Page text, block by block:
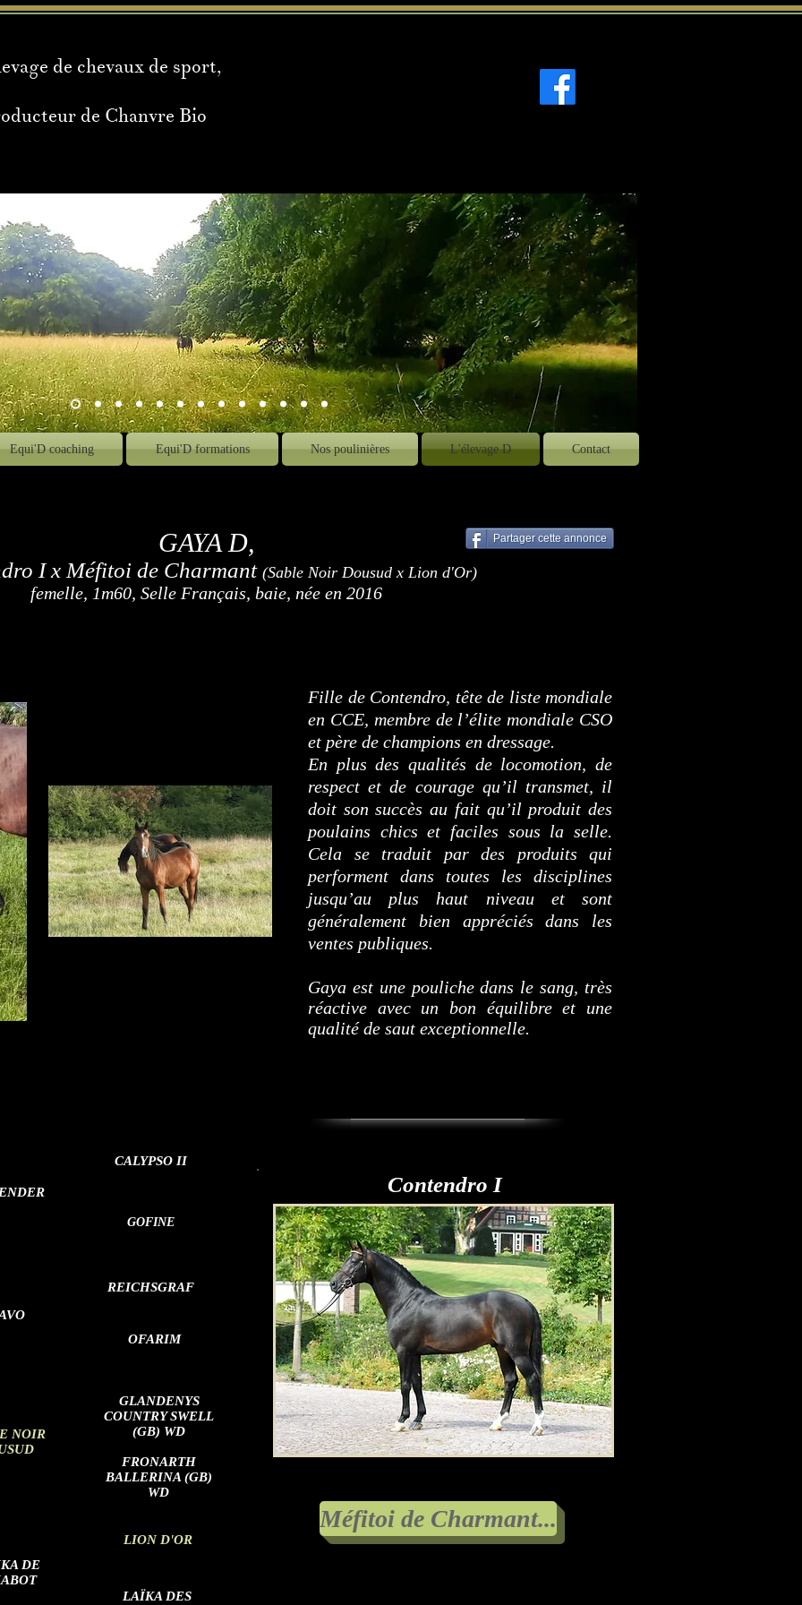
de chevaux de sport,
de Chanvre Bio
Equi'D coaching Equi'D formations Nos poulinières L'élevage D Contact
Partager cette annonce
GAYA D,
Ix Méfitoi de Charmant (Sable Noir Dousud x Lion d'Or)
femelle, 1m60, Selle Français, baie, née en 2016
Fille de Contendro, tête de liste mondiale
en CCE, membre de l’élite mondiale CSO
et père de champions en dressage.
En plus des qualités de locomotion, de
respect et de courage qu’il transmet, il
doit son succès au fait qu’il produit des
poulains chics et faciles sous la selle.
Cela se traduit par des produits qui
performent dans toutes les disciplines
jusqu’au plus haut niveau et sont
généralement bien appréciés dans les
ventes publiques.
Gaya est une pouliche dans le sang, très
réactive avec un bon équilibre et une
qualité de saut exceptionnelle.
CALYPSO II
GOFINE
REICHSGRAF
OFARIM
NOIR
DE
GLANDENYS
COUNTRY SWELL
(GB) WD
FRONARTH
BALLERINA (GB)
WD
LION D'OR
LAÏKA DES
Contendro I
Méfitoi de Charmant...